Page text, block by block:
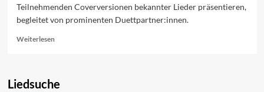
Teilnehmenden Coverversionen bekannter Lieder präsentieren,
begleitet von prominenten Duettpartner:innen.
WeiterlesenRead
Duette
Liedsuche